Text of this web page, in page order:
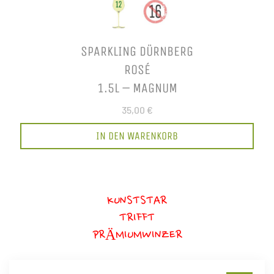
SPARKLING DÜRNBERG
ROSÉ
1.5L – MAGNUM
35,00 €
IN DEN WARENKORB
KUNSTSTAR
TRIFFT
PRÄMIUMWINZER